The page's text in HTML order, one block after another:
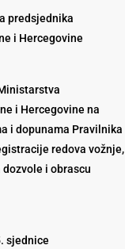
predsjednika
i Hercegovine
i Hercegovine na
i dopunama Pravilnika
redova vožnje,
i obrascu
sjednice